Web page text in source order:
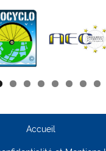
Accueil